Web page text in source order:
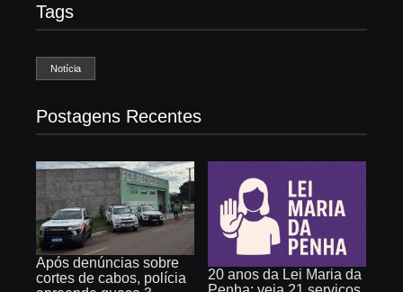
Tags
Notícia
Postagens Recentes
Após denúncias sobre
cortes de cabos, polícia
20 anos da Lei Maria da